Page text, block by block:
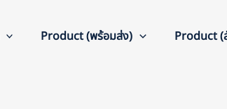
Product (พร้อมส่ง) Product (